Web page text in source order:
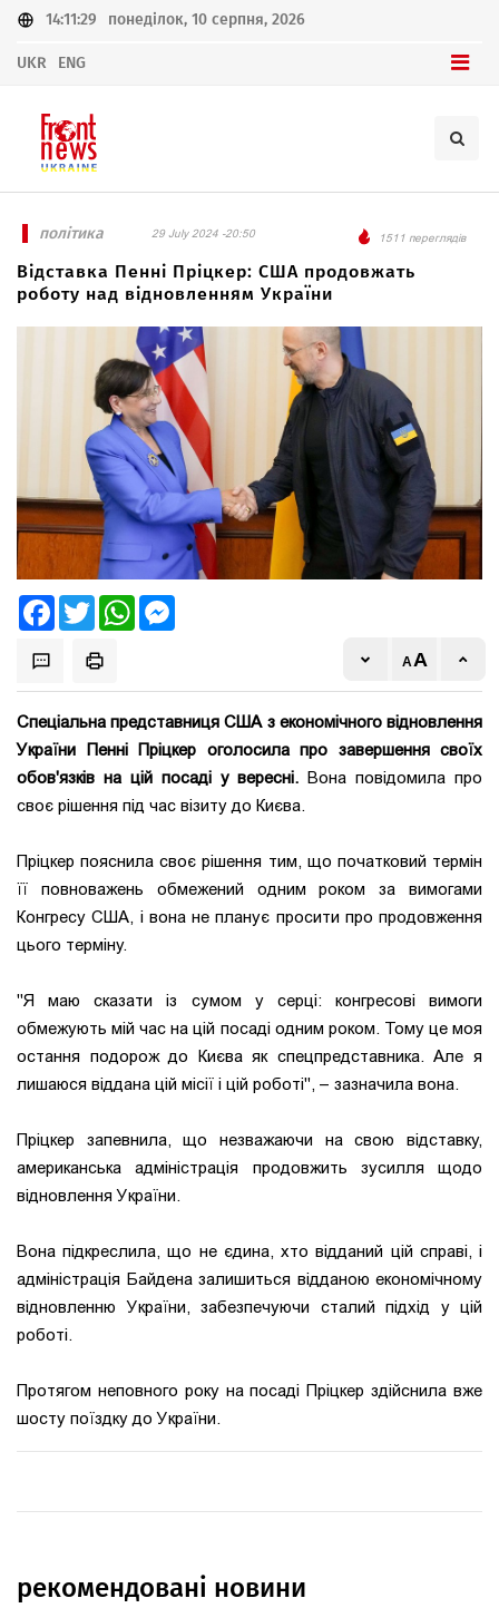
14:11:29 понеділок, 10 серпня, 2026
UKR ENG
політика 29 July 2024 -20:50 1511 переглядів
Відставка Пенні Пріцкер: США продовжать
роботу над відновленням України
FacebookTwitter WhatsApp
Спеціальна представниця США з економічного відновлення
України Пенні Пріцкер оголосила про завершення своїх
обов'язків на цій посаді у вересні.Вона повідомила про
своє рішення під час візиту до Києва.
Пріцкер пояснила своє рішення тим, що початковий термін
її повноважень обмежений одним роком за вимогами
Конгресу США, і вона не планує просити про продовження
цього терміну.
"Я маю сказати із сумом у серці: конгресові вимоги
обмежують мій час на цій посаді одним роком. Тому це моя
остання подорож до Києва як спецпредставника. Але я
лишаюся віддана цій місії і цій роботі", – зазначила вона.
Пріцкер запевнила, що незважаючи на свою відставку,
американська адміністрація продовжить зусилля щодо
відновлення України.
Вона підкреслила, що не єдина, хто відданий цій справі, і
адміністрація Байдена залишиться відданою економічному
відновленню України, забезпечуючи сталий підхід у цій
роботі.
Протягом неповного року на посаді Пріцкер здійснила вже
шосту поїздку до України.
рекомендовані новини